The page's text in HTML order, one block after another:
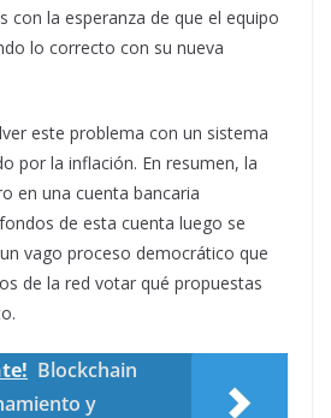
con la esperanza de que el equipo
lo correcto con su nueva
este problema con un sistema
por la inflación. En resumen, la
en una cuenta bancaria
de esta cuenta luego se
vago proceso democrático que
de la red votar qué propuestas
Blockchain
y